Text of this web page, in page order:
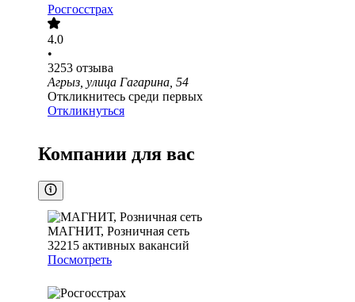
Росгосстрах
4.0
•
3253 отзыва
Агрыз, улица Гагарина, 54
Откликнитесь среди первых
Откликнуться
Компании для вас
МАГНИТ, Розничная сеть
32215 активных вакансий
Посмотреть